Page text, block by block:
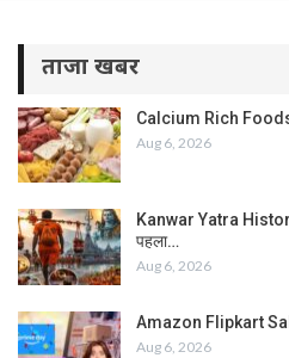
ताजा खबर
Calcium Rich Foods:
Aug 6, 2026
Kanwar Yatra
पहला…
Aug 6, 2026
Amazon Flipkart
Aug 6, 2026